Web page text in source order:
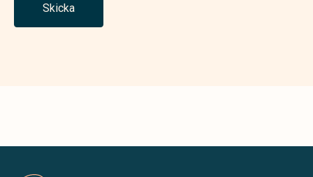
Skicka